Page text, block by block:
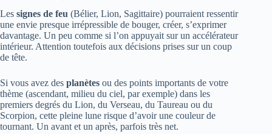
Les signes de feu (Bélier, Lion, Sagittaire) pourraient ressentir
une envie presque irrépressible de bouger, créer, s’exprimer
davantage. Un peu comme si l’on appuyait sur un accélérateur
intérieur. Attention toutefois aux décisions prises sur un coup
de tête.
Si vous avez des planètes ou des points importants de votre
thème (ascendant, milieu du ciel, par exemple) dans les
premiers degrés du Lion, du Verseau, du Taureau ou du
Scorpion, cette pleine lune risque d’avoir une couleur de
tournant. Un avant et un après, parfois très net.